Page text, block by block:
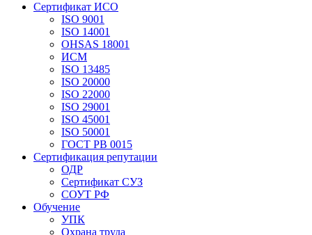
Сертификат ИСО
ISO 9001
ISO 14001
OHSAS 18001
ИСМ
ISO 13485
ISO 20000
ISO 22000
ISO 29001
ISO 45001
ISO 50001
ГОСТ РВ 0015
Сертификация репутации
ОДР
Сертификат СУЗ
СОУТ РФ
Обучение
УПК
Охрана труда